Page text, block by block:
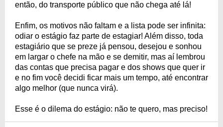
então, do transporte público que não chega até lá!
Enfim, os motivos não faltam e a lista pode ser infinita:
odiar o estágio faz parte de estagiar! Além disso, toda
estagiário que se preze já pensou, desejou e sonhou
em largar o chefe na mão e se demitir, mas aí lembrou
das contas que precisa pagar e dos shows que quer ir
e no fim você decidi ficar mais um tempo, até encontrar
algo melhor (que nunca virá).
Esse é o dilema do estágio: não te quero, mas preciso!